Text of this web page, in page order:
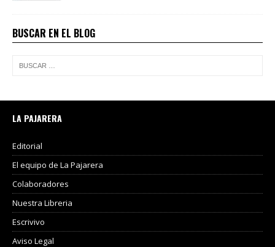
BUSCAR EN EL BLOG
LA PAJARERA
Editorial
El equipo de La Pajarera
Colaboradores
Nuestra Libreria
Escrivivo
Aviso Legal